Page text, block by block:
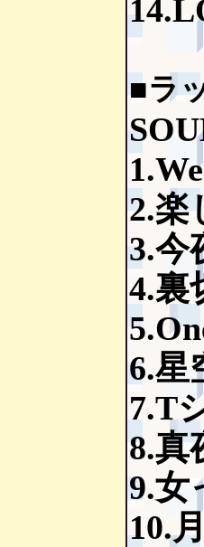
■ラ
2.楽
3.今
4.裏
6.星
7.T
8.真
9.女
10.